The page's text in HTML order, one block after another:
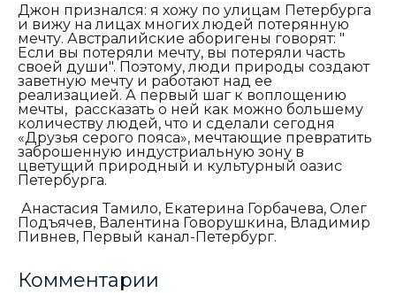
Джон признался: я хожу по улицам Петербурга
и вижу на лицах многих людей потерянную
мечту. Австралийские аборигены говорят: "
Если вы потеряли мечту, вы потеряли часть
своей души". Поэтому, люди природы создают
заветную мечту и работают над ее
реализацией. А первый шаг к воплощению
мечты, рассказать о ней как можно большему
количеству людей, что и сделали сегодня
«Друзья серого пояса», мечтающие превратить
заброшенную индустриальную зону в
цветущий природный и культурный оазис
Петербурга.
Анастасия Тамило, Екатерина Горбачева, Олег
Подъячев, Валентина Говорушкина, Владимир
Пивнев, Первый канал-Петербург.
Комментарии